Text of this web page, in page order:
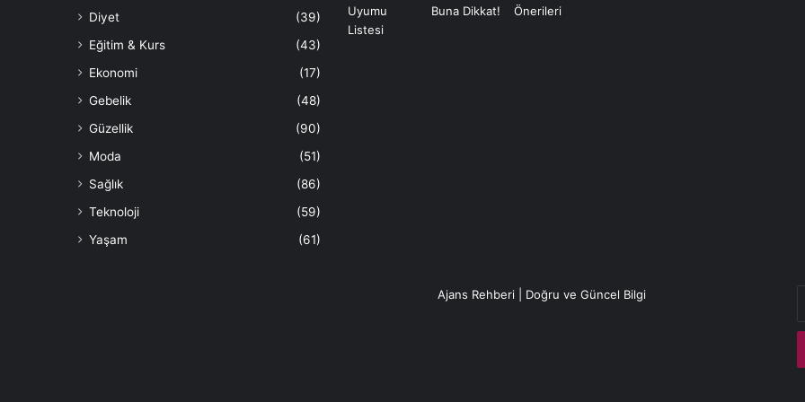
Diyet
(39)
Eğitim & Kurs
(43)
Ekonomi
(17)
Gebelik
(48)
Güzellik
(90)
Moda
(51)
Sağlık
(86)
Teknoloji
(59)
Yaşam
(61)
Ajans Rehberi | Doğru ve Güncel Bilgi